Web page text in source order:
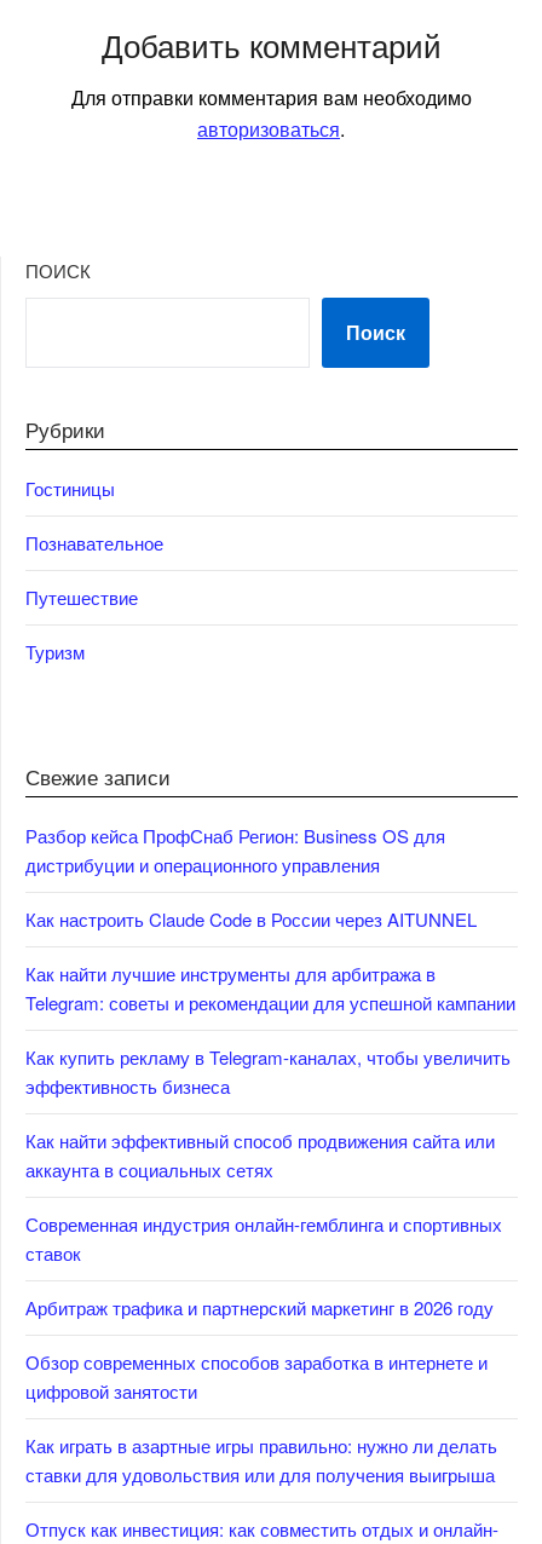
Добавить комментарий
Для отправки комментария вам необходимо
авторизоваться.
ПОИСК
Поиск
Рубрики
Гостиницы
Познавательное
Путешествие
Туризм
Свежие записи
Разбор кейса ПрофСнаб Регион: Business OS для
дистрибуции и операционного управления
Как настроить Claude Code в России через AITUNNEL
Как найти лучшие инструменты для арбитража в
Telegram: советы и рекомендации для успешной кампании
Как купить рекламу в Telegram-каналах, чтобы увеличить
эффективность бизнеса
Как найти эффективный способ продвижения сайта или
аккаунта в социальных сетях
Современная индустрия онлайн-гемблинга и спортивных
ставок
Арбитраж трафика и партнерский маркетинг в 2026 году
Обзор современных способов заработка в интернете и
цифровой занятости
Как играть в азартные игры правильно: нужно ли делать
ставки для удовольствия или для получения выигрыша
Отпуск как инвестиция: как совместить отдых и онлайн-